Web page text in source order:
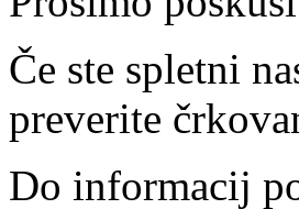
Če ste spletni
preverite
Do informacij